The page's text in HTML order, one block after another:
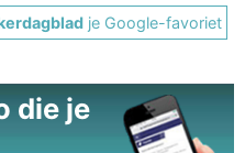
je Google-favoriet
die je